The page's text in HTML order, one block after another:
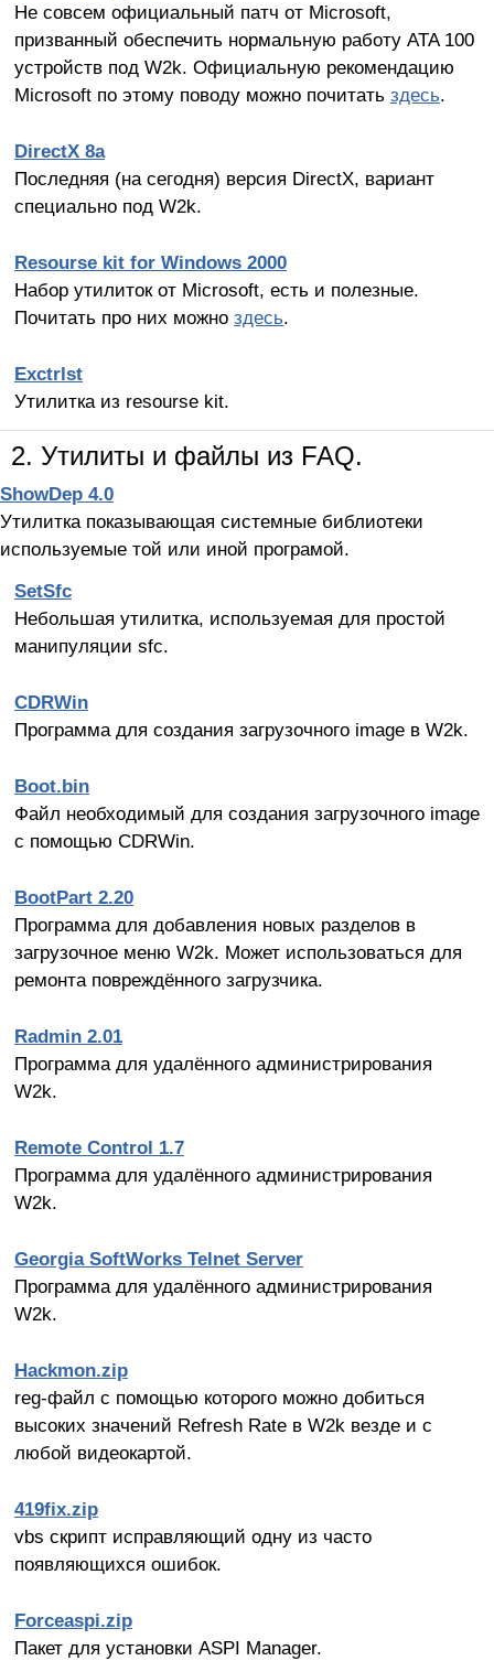
Не совсем официальный патч от Microsoft,
призванный обеспечить нормальную работу ATA 100
устройств под W2k. Официальную рекомендацию
Microsoft по этому поводу можно почитать здесь.
DirectX 8a
Последняя (на сегодня) версия DirectX, вариант
специально под W2k.
Resourse kit for Windows 2000
Набор утилиток от Microsoft, есть и полезные.
Почитать про них можно здесь.
Exctrlst
Утилитка из resourse kit.
2. Утилиты и файлы из FAQ.
ShowDep 4.0
Утилитка показывающая системные библиотеки
используемые той или иной програмой.
SetSfc
Небольшая утилитка, используемая для простой
манипуляции sfc.
СDRWin
Программа для создания загрузочного image в W2k.
Boot.bin
Файл необходимый для cоздания загрузочного image
с помощью CDRWin.
BootPart 2.20
Программа для добавления новых разделов в
загрузочное меню W2k. Может использоваться для
ремонта повреждённого загрузчика.
Radmin 2.01
Программа для удалённого aдминистрирования
W2k.
Remote Control 1.7
Программа для удалённого aдминистрирования
W2k.
Georgia SoftWorks Telnet Server
Программа для удалённого администрирования
W2k.
Hackmon.zip
reg-файл с помощью которого можно добиться
высоких значений Refresh Rate в W2k везде и с
любой видеокартой.
419fix.zip
vbs скрипт исправляющий одну из часто
появляющихся ошибок.
Forceaspi.zip
Пакет для установки ASPI Manager.